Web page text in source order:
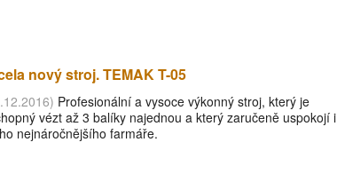
nový stroj. TEMAK T-05
Profesionální a vysoce výkonný stroj, který je
vézt až 3 balíky najednou a který zaručeně uspokojí i
nejnáročnějšího farmáře.